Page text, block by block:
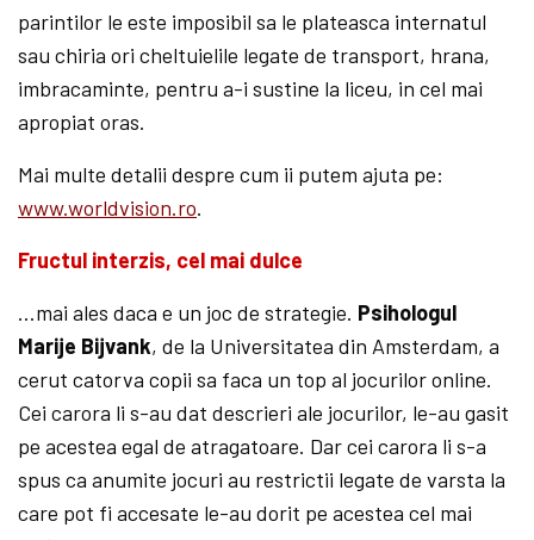
parintilor le este imposibil sa le plateasca internatul
sau chiria ori cheltuielile legate de transport, hrana,
im­bracaminte, pentru a-i sustine la liceu, in cel mai
apropiat oras.
Mai multe detalii despre cum ii putem ajuta pe:
www.worldvision.ro.
Fructul interzis, cel mai dulce
…mai ales daca e un joc de strategie. Psihologul
Marije Bijvank, de la Universitatea din Amsterdam, a
cerut catorva copii sa faca un top al jocurilor online.
Cei carora li s-au dat descrieri ale jocurilor, le-au gasit
pe acestea egal de atragatoare. Dar cei carora li s-a
spus ca anumite jocuri au restrictii legate de varsta la
care pot fi accesate le-au dorit pe acestea cel mai